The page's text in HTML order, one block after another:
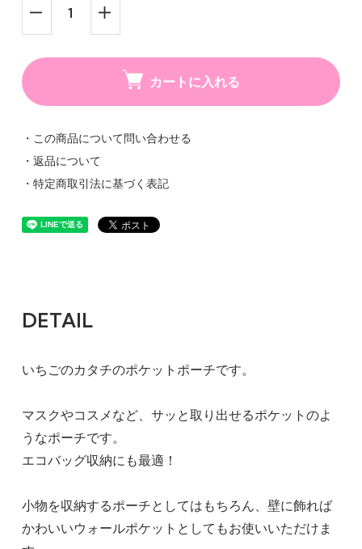
カートに入れる
・この商品について問い合わせる
・返品について
・特定商取引法に基づく表記
DETAIL
いちごのカタチのポケットポーチです。
マスクやコスメなど、サッと取り出せるポケットのよ
うなポーチです。
エコバッグ収納にも最適！
小物を収納するポーチとしてはもちろん、壁に飾れば
かわいいウォールポケットとしてもお使いいただけま